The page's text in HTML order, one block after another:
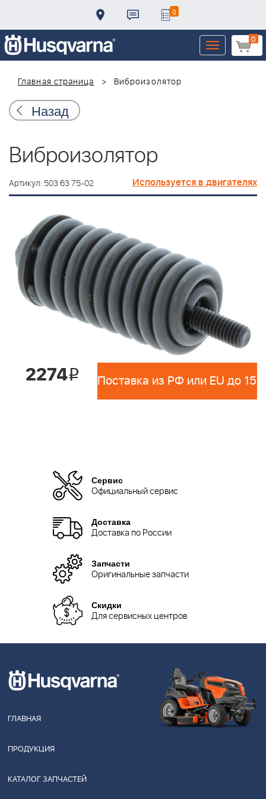
0
0
Toggle
navigation
Главная страница
Виброизолятор
Назад
Виброизолятор
Артикул: 503 63 75-02 Используется в двигателях
2274i
Сервис
Официальный сервис
Доставка
Доставка по России
Запчасти
Оригинальные запчасти
Скидки
Для сервисных центров
ГЛАВНАЯ
ПРОДУКЦИЯ
КАТАЛОГ ЗАПЧАСТЕЙ